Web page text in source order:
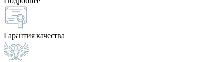
Гарантия качества